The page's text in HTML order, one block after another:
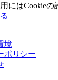
にはCookieの
境
ポリシー